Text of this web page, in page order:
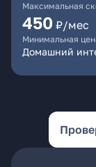
Максимальная
450 ₽/мес
Минимальная
Домашний